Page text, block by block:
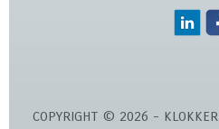
COPYRIGHT © 2026 -